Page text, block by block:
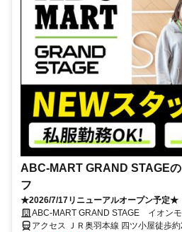
ABC-MART GRAND STAGE
フ
★2026/7/17リニューアルオープン予定★
ト★シューズ販売スタッフ★ノルマ無し♪
ABC-MART GRAND STAGE イオン
アクセス ＪＲ奥羽本線 四ツ小屋徒歩